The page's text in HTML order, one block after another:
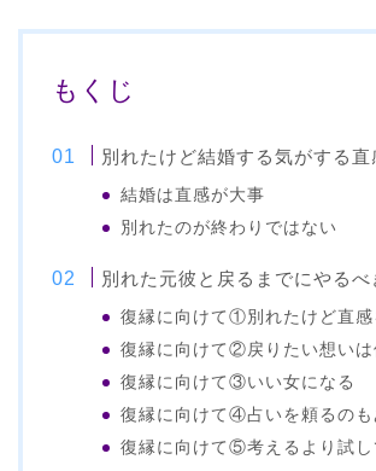
もくじ
別れたけど結婚する気がする直
結婚は直感が大事
別れたのが終わりではない
別れた元彼と戻るまでにやるべ
復縁に向けて①別れたけど直感
復縁に向けて②戻りたい想いは
復縁に向けて③いい女になる
復縁に向けて④占いを頼るのも
復縁に向けて⑤考えるより試し